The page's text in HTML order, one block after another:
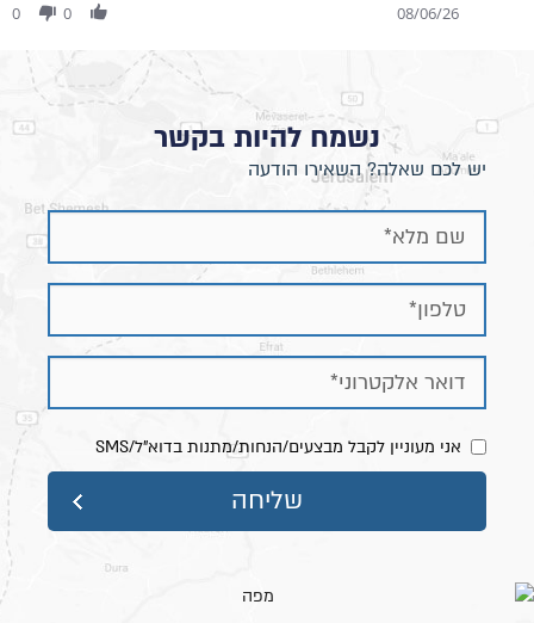
08/06/26
0
0
נשמח להיות בקשר
יש לכם שאלה? השאירו הודעה
אני מעוניין לקבל מבצעים/הנחות/מתנות בדוא"ל/SMS